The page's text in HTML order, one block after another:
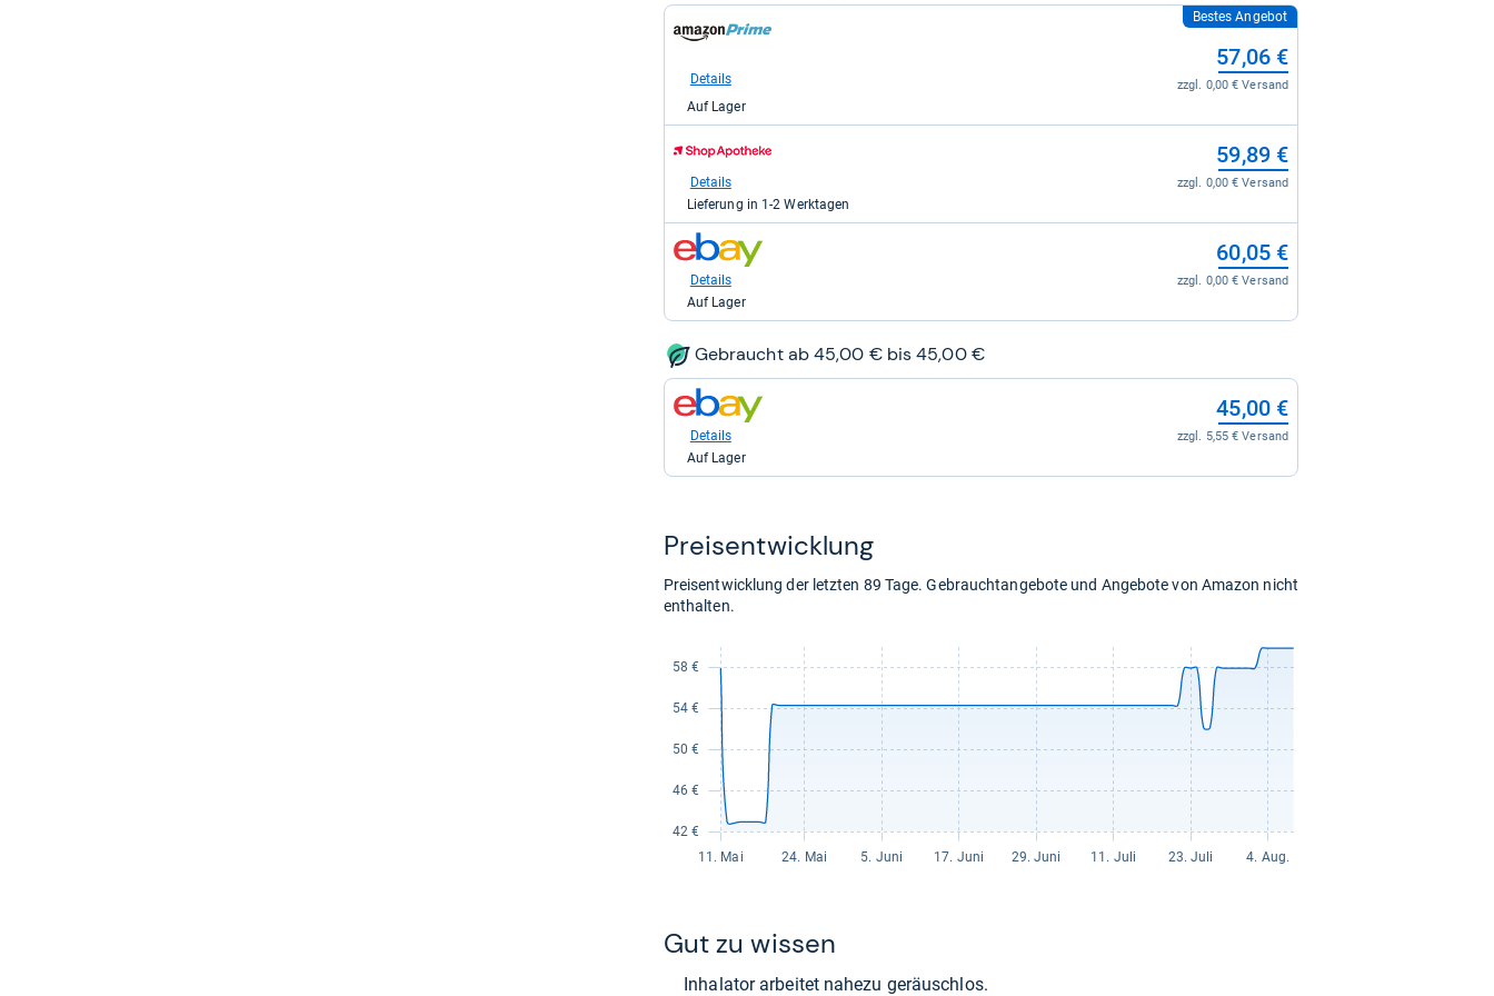
Shop:
Amazon.de
57,06
kaufen.
Bestes Angebot
57,06 €
zzgl. 0,00 € Versand
Details
Auf Lager
Shop:
Shop
Apotheke
für
59,89
kaufen.
59,89 €
zzgl. 0,00 € Versand
Details
Lieferung in 1-2 Werktagen
zum
Shop:
für
kaufen.
60,05 €
zzgl. 0,00 € Versand
Details
Auf Lager
Gebraucht ab 45,00 € bis 45,00 €
zum
Shop:
für
45,00 €
zzgl. 5,55 € Versand
Details
Auf Lager
Preis­ent­wick­lung
Preisentwicklung der letzten 89 Tage. Gebrauchtangebote und Angebote von Amazon nicht
enthalten.
Gut zu wis­sen
Inha­la­tor arbei­tet nahezu geräusch­los.